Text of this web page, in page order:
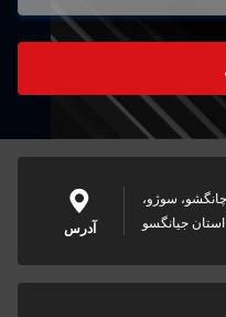
آدرس
چانگشو، سوژو،
استان جیانگسو